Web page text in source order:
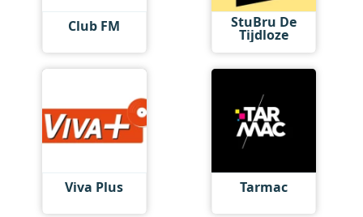
Club FM StuBru De
Tijdloze
Viva Plus Tarmac